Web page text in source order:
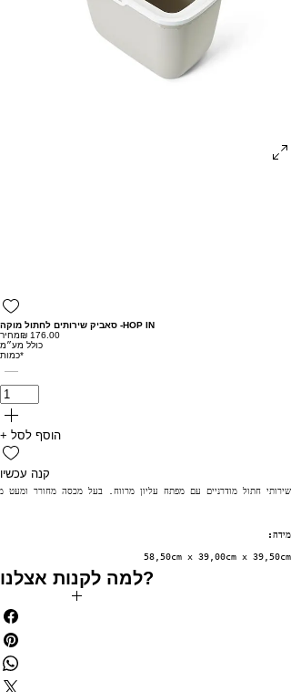
סאביק שירותים לחתול מוקה -HOP IN
מחיר
כולל מע״מ
כמות*
+ הוסף לסל
קנה עכשיו
שירותי חתול מודרניים עם מפתח עליון מרווח. בעל מכסה מחורר
מידה:
58,50cm x 39,00cm x 39,50cm
למה לקנות אצלנו?
✅ הנחות לחברי מועדון
✅ צוברים נקודות בכל קנייה
נסו אותנו עוד היום 😘